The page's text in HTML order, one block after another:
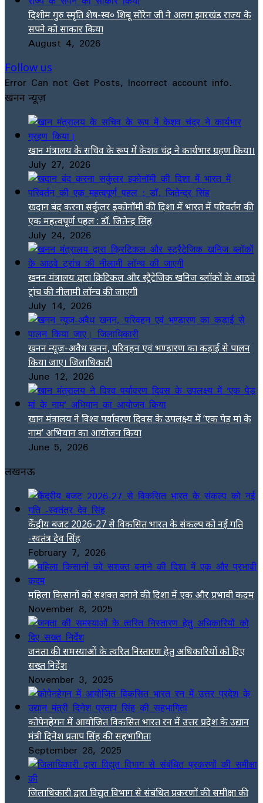
दिशोम गुरु स्मृति शेष-स्व० शिबू सोरेन जी ने अलग झारखंड राज्य के
सपने को साकार किया
August 4, 2026
Follow us
Error Can not Get Posts, Incorrect account info.
खनन न्यूज़
खान मंत्रालय के सचिव के रूप में केशव चंद्र ने कार्यभार ग्रहण किया।
July 27, 2026
खदान बंद करना सर्कुलर इकोनॉमी की दिशा में भारत में परिवर्तन की
एक महत्वपूर्ण पहल : डॉ. जितेन्द्र सिंह
July 24, 2026
खनन मंत्रालय द्वारा क्रिटिकल और स्ट्रैटेजिक खनिज ब्लॉकों के आठवे
ट्रांच की नीलामी लॉन्च की जाएगी
July 14, 2026
खनन न्यूज-अवैध खनन, परिवहन एवं भण्डारण का कड़ाई से पालन
किया जाए। जिलाधिकारी
June 12, 2026
खान मंत्रालय ने विश्व पर्यावरण दिवस के उपलक्ष्य में ‘एक पेड़ मां के
नाम’ अभियान का आयोजन किया
June 5, 2026
लखनऊ
केंद्रीय बजट 2026-27 से विकसित भारत के संकल्प को नई गति
-स्वतंत्र देव सिंह
February 7, 2026
महिला किसानों को सशक्त बनाने की दिशा में एक और प्रभावी कदम
November 8, 2025
जनता की समस्याओं के त्वरित निस्तारण हेतु अधिकारियों को दिए
सख्त निर्देश
November 3, 2025
कोपेनहेगन में आयोजित विकसित भारत रन में उत्तर प्रदेश के उद्यान
मंत्री दिनेश प्रताप सिंह की सहभागिता
September 28, 2025
जिलाधिकारी द्वारा विद्युत विभाग से संबंधित प्रकरणों की समीक्षा की